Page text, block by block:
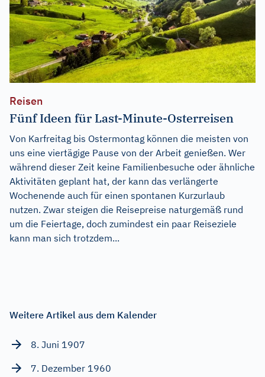
Reisen
Fünf Ideen für Last-Minute-Osterreisen
Von Karfreitag bis Ostermontag können die meisten von
uns eine viertägige Pause von der Arbeit genießen. Wer
während dieser Zeit keine Familienbesuche oder ähnliche
Aktivitäten geplant hat, der kann das verlängerte
Wochenende auch für einen spontanen Kurzurlaub
nutzen. Zwar steigen die Reisepreise naturgemäß rund
um die Feiertage, doch zumindest ein paar Reiseziele
kann man sich trotzdem...
Weitere Artikel aus dem Kalender
8. Juni 1907
7. Dezember 1960